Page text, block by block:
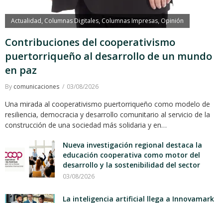
Actualidad, Columnas Digitales, Columnas Impresas, Opinión
Contribuciones del cooperativismo
puertorriqueño al desarrollo de un mundo
en paz
By comunicaciones 03/08/2026
Una mirada al cooperativismo puertorriqueño como modelo de
resiliencia, democracia y desarrollo comunitario al servicio de la
construcción de una sociedad más solidaria y en…
Nueva investigación regional destaca la
educación cooperativa como motor del
desarrollo y la sostenibilidad del sector
03/08/2026
La inteligencia artificial llega a Innovamark